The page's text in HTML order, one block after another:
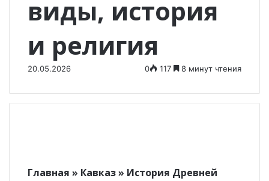
виды, история
и религия
20.05.2026 0 117 8 минут чтения
Главная » Кавказ » История Древней